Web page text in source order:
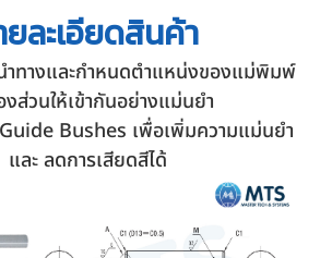
ยละเอียดสินค้า
ำทางและกำหนดตำแหน่งของแม่พิมพ์
ส่วนให้เข้ากันอย่างแม่นยำ
Bushes เพื่อเพิ่มความแม่นยำ
และ ลดการเสียดสีได้